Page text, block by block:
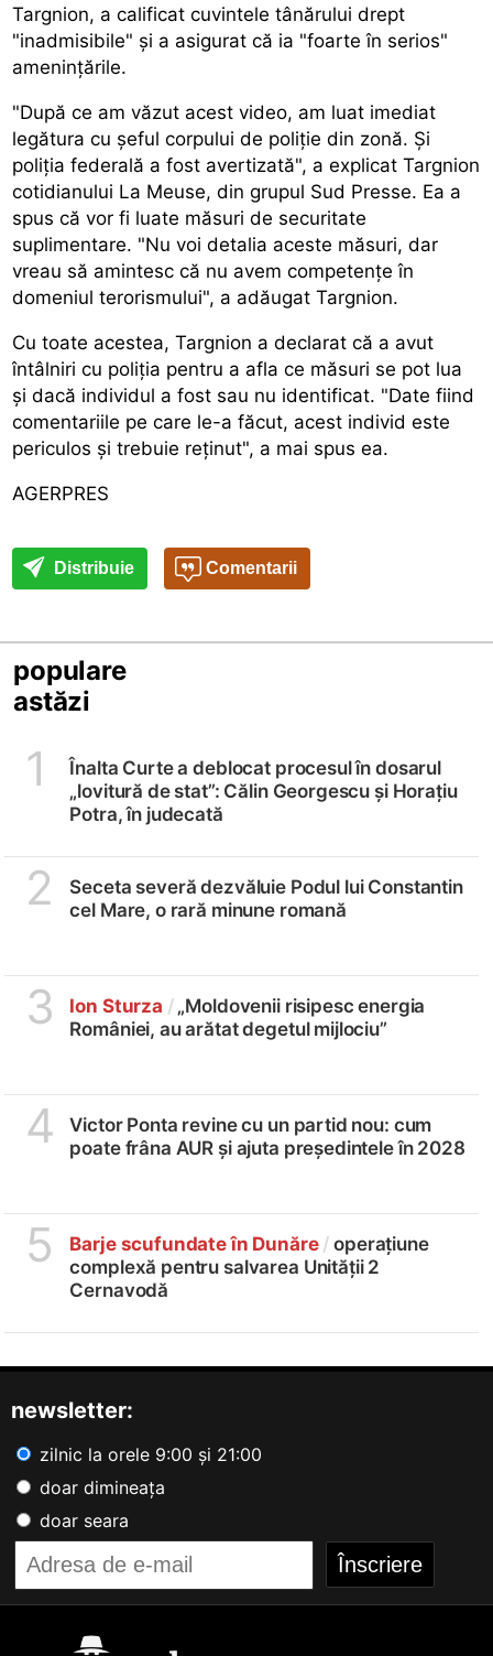
Targnion, a calificat cuvintele tânărului drept
"inadmisibile" și a asigurat că ia "foarte în serios"
amenințările.
"După ce am văzut acest video, am luat imediat
legătura cu șeful corpului de poliție din zonă. Și
poliția federală a fost avertizată", a explicat Targnion
cotidianului La Meuse, din grupul Sud Presse. Ea a
spus că vor fi luate măsuri de securitate
suplimentare. "Nu voi detalia aceste măsuri, dar
vreau să amintesc că nu avem competențe în
domeniul terorismului", a adăugat Targnion.
Cu toate acestea, Targnion a declarat că a avut
întâlniri cu poliția pentru a afla ce măsuri se pot lua
și dacă individul a fost sau nu identificat. "Date fiind
comentariile pe care le-a făcut, acest individ este
periculos și trebuie reținut", a mai spus ea.
AGERPRES
Distribuie Comentarii
populare
astăzi
1
Înalta Curte a deblocat procesul în dosarul
„lovitură de stat”: Călin Georgescu și Horațiu
Potra, în judecată
2
Seceta severă dezvăluie Podul lui Constantin
cel Mare, o rară minune romană
3 Ion Sturza /„Moldovenii risipesc energia
României, au arătat degetul mijlociu”
4
Victor Ponta revine cu un partid nou: cum
poate frâna AUR și ajuta președintele în 2028
5 Barje scufundate în Dunăre / operațiune
complexă pentru salvarea Unității 2
Cernavodă
newsletter:
zilnic la orele 9:00 și 21:00
doar dimineața
doar seara